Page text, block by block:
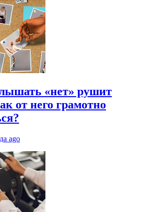
«нет» рушит
от него грамотно
ago